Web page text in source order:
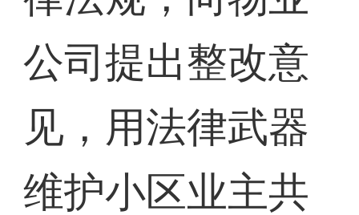
公司提出整改意
见，用法律武器
维护小区业主共